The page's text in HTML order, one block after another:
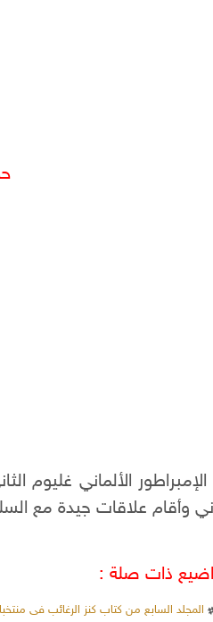
الألماني غليوم
وأقام علاقات جيدة مع
ذات صلة :
المجلد السابع من كتاب كنز الرغائب فى